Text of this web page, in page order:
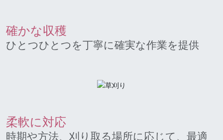
確かな収穫
ひとつひとつを丁寧に確実な作業を提供
柔軟に対応
時期や方法、刈り取る場所に応じて、最適